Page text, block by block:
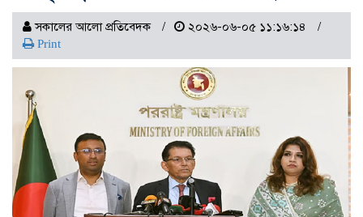
সকালের আলো প্রতিবেদক ২০২৬-০৬-০৫ ১১:১৬:১৪
Print